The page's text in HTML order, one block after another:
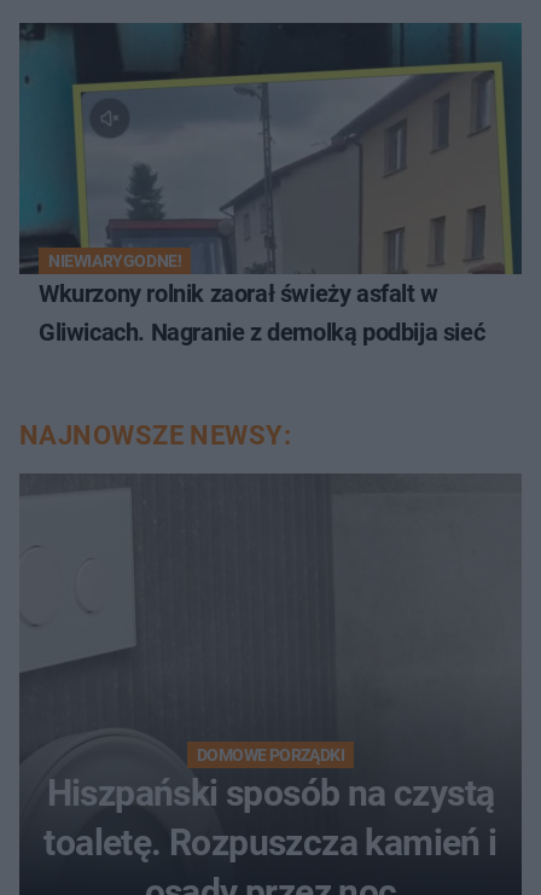
NIEWIARYGODNE!
Wkurzony rolnik zaorał świeży asfalt w
Gliwicach. Nagranie z demolką podbija sieć
NAJNOWSZE NEWSY:
DOMOWE PORZĄDKI
Hiszpański sposób na czystą
toaletę. Rozpuszcza kamień i